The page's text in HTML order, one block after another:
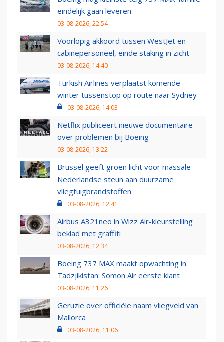
eindelijk gaan leveren
03-08-2026, 22:54
Voorlopig akkoord tussen WestJet en
cabinepersoneel, einde staking in zicht
03-08-2026, 14:40
Turkish Airlines verplaatst komende
winter tussenstop op route naar Sydney
03-08-2026, 14:03
Netflix publiceert nieuwe documentaire
over problemen bij Boeing
03-08-2026, 13:22
Brussel geeft groen licht voor massale
Nederlandse steun aan duurzame
vliegtuigbrandstoffen
03-08-2026, 12:41
Airbus A321neo in Wizz Air-kleurstelling
beklad met graffiti
03-08-2026, 12:34
Boeing 737 MAX maakt opwachting in
Tadzjikistan: Somon Air eerste klant
03-08-2026, 11:26
Geruzie over officiële naam vliegveld van
Mallorca
03-08-2026, 11:06